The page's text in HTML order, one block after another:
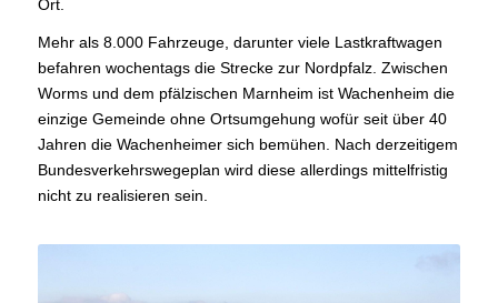
Ort.
Mehr als 8.000 Fahrzeuge, darunter viele Lastkraftwagen
befahren wochentags die Strecke zur Nordpfalz. Zwischen
Worms und dem pfälzischen Marnheim ist Wachenheim die
einzige Gemeinde ohne Ortsumgehung wofür seit über 40
Jahren die Wachenheimer sich bemühen. Nach derzeitigem
Bundesverkehrswegeplan wird diese allerdings mittelfristig
nicht zu realisieren sein.